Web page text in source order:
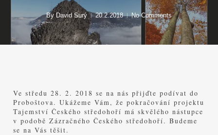
By David Surý 20.2.2018 No Comments
Ve středu 28. 2. 2018 se na nás přijďte podívat do
Proboštova. Ukážeme Vám, že pokračování projektu
Tajemství Českého středohoří má skvělého nástupce
v podobě Zázračného Českého středohoří. Budeme
se na Vás těšit.